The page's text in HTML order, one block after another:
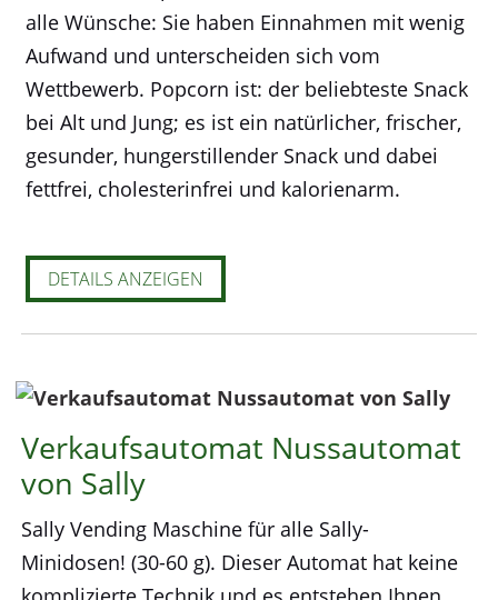
alle Wünsche: Sie haben Einnahmen mit wenig
Aufwand und unterscheiden sich vom
Wettbewerb. Popcorn ist: der beliebteste Snack
bei Alt und Jung; es ist ein natürlicher, frischer,
gesunder, hungerstillender Snack und dabei
fettfrei, cholesterinfrei und kalorienarm.
DETAILS ANZEIGEN
Verkaufsautomat Nussautomat
von Sally
Sally Vending Maschine für alle Sally-
Minidosen! (30-60 g). Dieser Automat hat keine